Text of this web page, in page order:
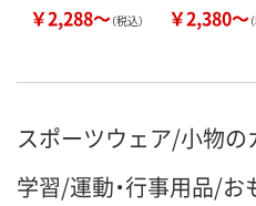
￥2,288～（税込） ￥2,380～
スポーツウェア/小物の
学習/運動・行事用品/